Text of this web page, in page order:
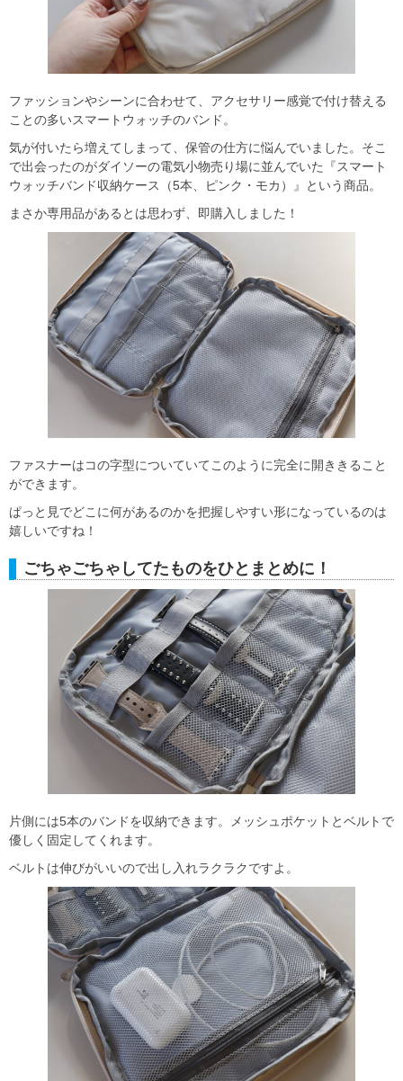
ファッションやシーンに合わせて、アクセサリー感覚で付け替える
ことの多いスマートウォッチのバンド。
気が付いたら増えてしまって、保管の仕方に悩んでいました。そこ
で出会ったのがダイソーの電気小物売り場に並んでいた『スマート
ウォッチバンド収納ケース（5本、ピンク・モカ）』という商品。
まさか専用品があるとは思わず、即購入しました！
ファスナーはコの字型についていてこのように完全に開ききること
ができます。
ぱっと見でどこに何があるのかを把握しやすい形になっているのは
嬉しいですね！
ごちゃごちゃしてたものをひとまとめに！
片側には5本のバンドを収納できます。メッシュポケットとベルトで
優しく固定してくれます。
ベルトは伸びがいいので出し入れラクラクですよ。